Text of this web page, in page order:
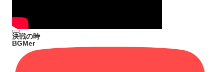
決戦の時
BGMer